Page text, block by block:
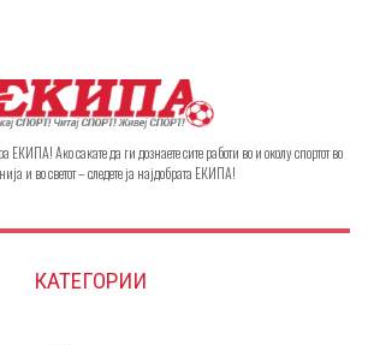
ЕКИПА! Ако сакате да ги дознаете сите работи во и околу спортот во
и во светот – следете ја најдобрата ЕКИПА!
КАТЕГОРИИ